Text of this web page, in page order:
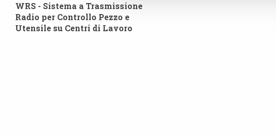
WRS - Sistema a Trasmissione
Radio per Controllo Pezzo e
Utensile su Centri di Lavoro